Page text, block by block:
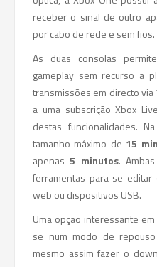
receber o sinal de outro
por cabo de rede e sem fios.
As duas consolas
gameplay sem recurso a
transmissões em directo via
a uma subscrição Xbox
destas funcionalidades.
tamanho máximo de 15
apenas 5 minutos.
ferramentas para se
web ou dispositivos USB.
Uma opção interessante
se num modo de
mesmo assim fazer o